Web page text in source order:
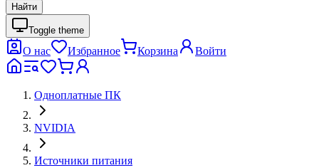
Найти
Toggle theme
О нас Избранное Корзина Войти
Одноплатные ПК
NVIDIA
Источники питания